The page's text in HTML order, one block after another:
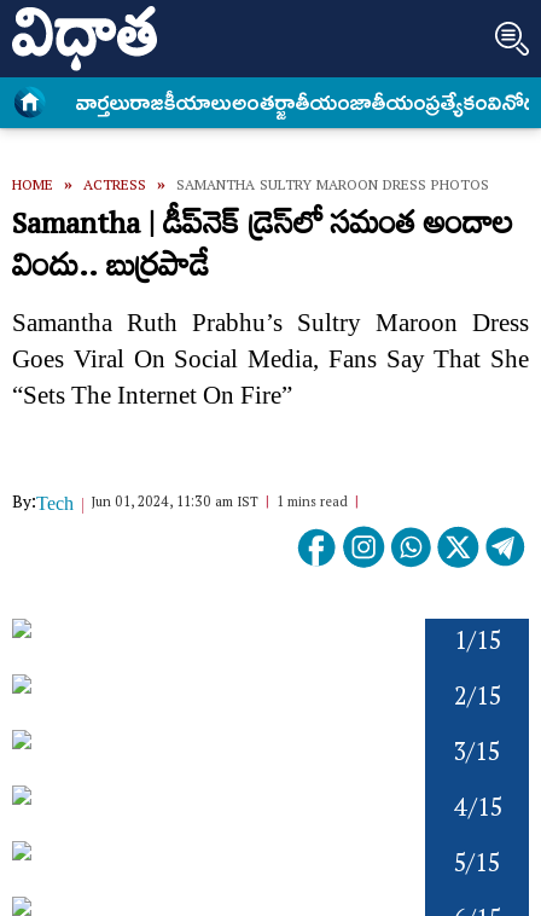
వార్త‌లురాజకీయాలుఅంత‌ర్జాతీయంజాతీయంప్రత్యేకం
HOME » ACTRESS » SAMANTHA SULTRY MAROON DRESS PHOTOS
Samantha | డీప్​నెక్​ డ్రెస్​లో సమంత అందాల
విందు.. బుర్రపాడే
Samantha Ruth Prabhu’s Sultry Maroon Dress
Goes Viral On Social Media, Fans Say That She
“Sets The Internet On Fire”
By:Tech Jun 01, 2024, 11:30 am IST 1 mins read
1/15
2/15
3/15
4/15
5/15